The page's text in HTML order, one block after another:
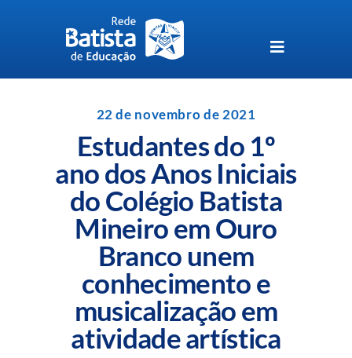
Toggle
Navigation
Perguntas Frequentes
Blog da Rede Batista
22 de novembro de 2021
Estudantes do 1º
ano dos Anos Iniciais
do Colégio Batista
Mineiro em Ouro
Branco unem
conhecimento e
musicalização em
atividade artística